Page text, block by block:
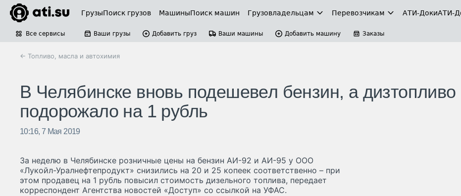
ГрузыПоиск грузов МашиныПоиск машин Грузовладельцам Перевозчикам АТИ-ДокиАТИ-
Все сервисы Ваши грузы Добавить груз Ваши машины Добавить машину Заказы
← Топливо, масла и автохимия
В Челябинске вновь подешевел бензин, а дизтопливо
подорожало на 1 рубль
10:16, 7 Мая 2019
За неделю в Челябинске розничные цены на бензин АИ-92 и АИ-95 у ООО
«Лукойл-Уралнефтепродукт» снизились на 20 и 25 копеек соответственно – при
этом продавец на 1 рубль повысил стоимость дизельного топлива, передает
корреспондент Агентства новостей «Доступ» со ссылкой на УФАС.